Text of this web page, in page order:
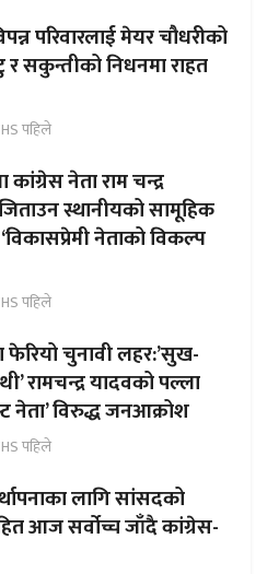
परिवारलाई मेयर चौधरीको
सकुन्तीको निधनमा राहत
पहिले
कांग्रेस नेता राम चन्द्र
स्थानीयको सामूहिक
‘विकासप्रेमी नेताको विकल्प
पहिले
फेरियो चुनावी लहर:’सुख-
रामचन्द्र यादवको पल्ला
नेता’ विरुद्ध जनआक्रोश
पहिले
लागि सांसदको
आज सर्वोच्च जाँदै कांग्रेस-